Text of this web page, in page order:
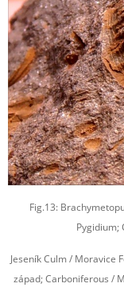
Fig.13:
Pygidium;
Jeseník Culm / Moravice
západ; Carboniferous /